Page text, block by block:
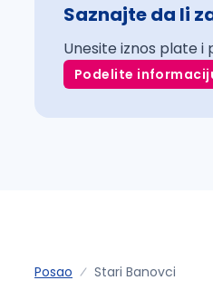
Saznajte da li
Unesite iznos plate i
Podelite
Posao Stari Banovci